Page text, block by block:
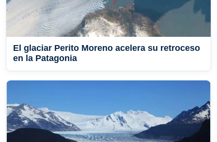
El glaciar Perito Moreno acelera su retroceso
en la Patagonia